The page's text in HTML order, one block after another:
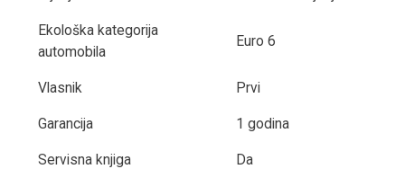
Ekološka kategorija
automobila
Euro 6
Vlasnik Prvi
Garancija 1 godina
Servisna knjiga Da